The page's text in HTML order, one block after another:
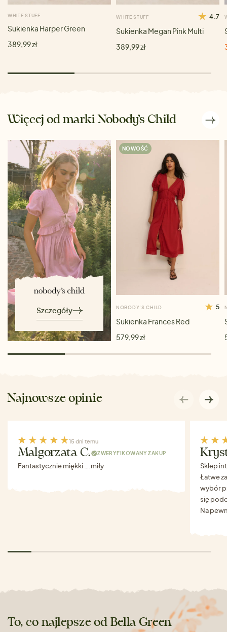
WHITE STUFF
Sukienka Harper Green
389,99 zł
WHITE STUFF 4.7
Sukienka Megan Pink Multi
389,99 zł
Więcej od marki Nobody’s Child
Szczegóły
NOWOŚĆ
NOBODY’S CHILD 5
Sukienka Frances Red
579,99 zł
Najnowsze opinie
15 dni temu
Malgorzata C. ZWERYFIKOWANY ZAKUP
Fantastycznie miękki ….miły
Sklep
Łatwe
wybór
się
Na
To, co najlepsze od Bella Green